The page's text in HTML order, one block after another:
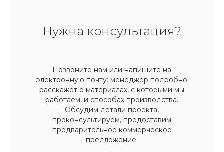
Нужна консультация?
Позвоните нам или напишите на
электронную почту: менеджер подробно
расскажет о материалах, с которыми мы
работаем, и способах производства.
Обсудим детали проекта,
проконсультируем, предоставим
предварительное коммерческое
предложение.